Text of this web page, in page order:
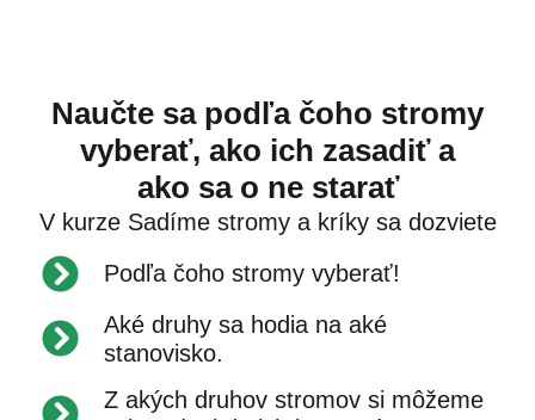
Naučte sa podľa čoho stromy
vyberať, ako ich zasadiť a
ako sa o ne starať
V kurze Sadíme stromy a kríky sa dozviete
Podľa čoho stromy vyberať!
Aké druhy sa hodia na aké
stanovisko.
Z akých druhov stromov si môžeme